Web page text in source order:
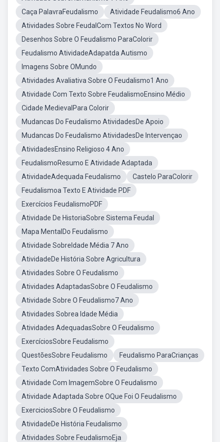
Caça PalavraFeudalismo
Atividade Feudalismo6 Ano
Atividades Sobre FeudalCom Textos No Word
Desenhos Sobre O Feudalismo ParaColorir
Feudalismo AtividadeAdapatda Autismo
Imagens Sobre OMundo
Atividades Avaliativa Sobre O Feudalismo1 Ano
Atividade Com Texto Sobre FeudalismoEnsino Médio
Cidade MedievalPara Colorir
Mudancas Do Feudalismo AtividadesDe Apoio
Mudancas Do Feudalismo AtividadesDe Intervençao
AtividadesEnsino Religioso 4 Ano
FeudalismoResumo E Atividade Adaptada
AtividadeAdequada Feudalismo
Castelo ParaColorir
Feudalismoa Texto E Atividade PDF
Exercícios FeudalismoPDF
Atividade De HistoriaSobre Sistema Feudal
Mapa MentalDo Feudalismo
Atividade SobreIdade Média 7 Ano
AtividadeDe História Sobre Agricultura
Atividades Sobre O Feudalismo
Atividades AdaptadasSobre O Feudalismo
Atividade Sobre O Feudalismo7 Ano
Atividades Sobrea Idade Média
Atividades AdequadasSobre O Feudalismo
ExercíciosSobre Feudalismo
QuestõesSobre Feudalismo
Feudalismo ParaCrianças
Texto ComAtividades Sobre O Feudalismo
Atividade Com ImagemSobre O Feudalismo
Atividade Adaptada Sobre OQue Foi O Feudalismo
ExerciciosSobre O Feudalismo
AtividadeDe História Feudalismo
Atividades Sobre FeudalismoEja